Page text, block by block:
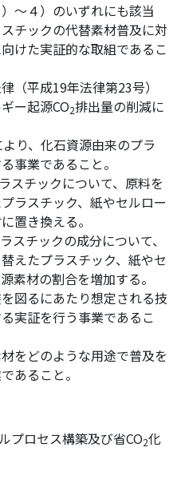
～４）のいずれにも該当
チックの代替素材普及に対
けた実証的な取組であるこ
（平成19年法律第23号）
ー起源CO2排出量の削減に
り、化石資源由来のプラ
事業であること。
スチックについて、原料を
ラスチック、紙やセルロー
置き換える。
スチックの成分について、
えたプラスチック、紙やセ
素材の割合を増加する。
図るにあたり想定される技
実証を行う事業であるこ
をどのような用途で普及を
あること。
プロセス構築及び省CO2化